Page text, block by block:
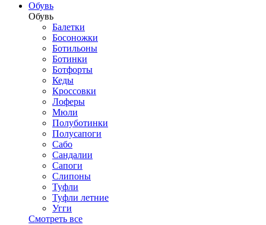
Обувь
Обувь
Балетки
Босоножки
Ботильоны
Ботинки
Ботфорты
Кеды
Кроссовки
Лоферы
Мюли
Полуботинки
Полусапоги
Сабо
Сандалии
Сапоги
Слипоны
Туфли
Туфли летние
Угги
Смотреть все